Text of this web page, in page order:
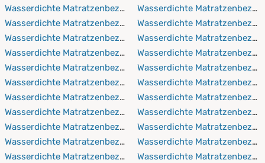
Wasserdichte Matratzenbezüge 110x190 cm
Wasserdichte Matratzenbezüge 110x200 cm
Wasserdichte Matratzenbezüge 110x210 cm
Wasserdichte Matratzenbezüge 110x220 cm
Wasserdichte Matratzenbezüge 120x190 cm
Wasserdichte Matratzenbezüge 120x200 cm
Wasserdichte Matratzenbezüge 120x210 cm
Wasserdichte Matratzenbezüge 120x220 cm
Wasserdichte Matratzenbezüge 130x190 cm
Wasserdichte Matratzenbezüge 130x200 cm
Wasserdichte Matratzenbezüge 130x210 cm
Wasserdichte
Wasserdichte
Wasserdichte
Wasserdichte
Wasserdichte
Wasserdichte
Wasserdichte
Wasserdichte
Wasserdichte
Wasserdichte
Wasserdichte